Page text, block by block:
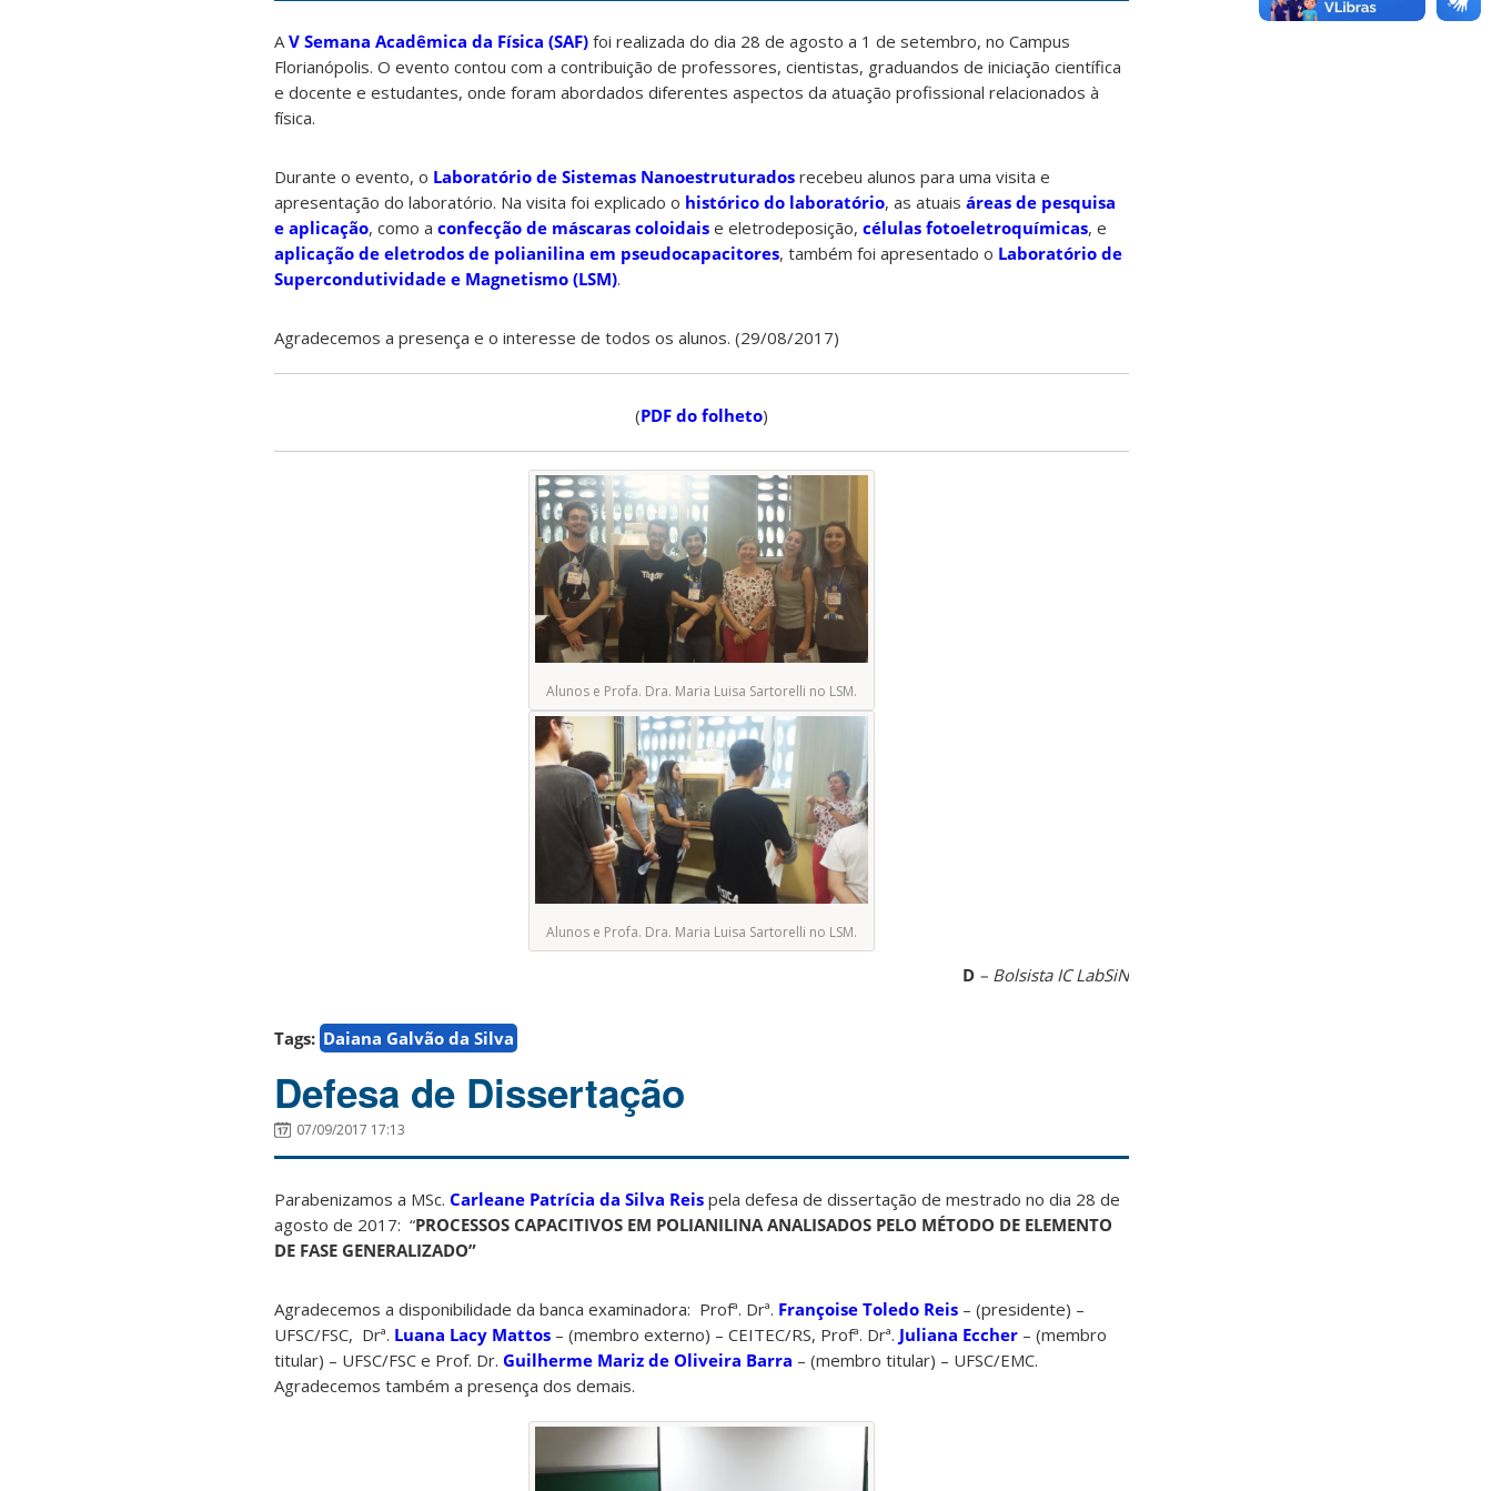
AV Semana Acadêmica da Física (SAF) foi realizada do dia 28 de agosto a 1 de setembro, no Campus
Florianópolis. O evento contou com a contribuição de professores, cientistas, graduandos de iniciação científica
e docente e estudantes, onde foram abordados diferentes aspectos da atuação profissional relacionados à
física.
Durante o evento, o Laboratório de Sistemas Nanoestruturados recebeu alunos para uma visita e
apresentação do laboratório. Na visita foi explicado o histórico do laboratório, as atuais áreas de pesquisa
e aplicação, como a confecção de máscaras coloidais e eletrodeposição, células fotoeletroquímicas, e
aplicação de eletrodos de polianilina em pseudocapacitores, também foi apresentado o Laboratório de
Supercondutividade e Magnetismo (LSM).
Agradecemos a presença e o interesse de todos os alunos. (29/08/2017)
(PDF do folheto)
Alunos e Profa. Dra. Maria Luisa Sartorelli no LSM.
Alunos e Profa. Dra. Maria Luisa Sartorelli no LSM.
D – Bolsista IC LabSiN
Tags: Daiana Galvão da Silva
Defesa de Dissertação
07/09/2017 17:13
Parabenizamos a MSc. Carleane Patrícia da Silva Reis pela defesa de dissertação de mestrado no dia 28 de
agosto de 2017: “PROCESSOS CAPACITIVOS EM POLIANILINA ANALISADOS PELO MÉTODO DE ELEMENTO
DE FASE GENERALIZADO”
Agradecemos a disponibilidade da banca examinadora: Profª. Drª. Françoise Toledo Reis – (presidente) –
UFSC/FSC, Drª. Luana Lacy Mattos – (membro externo) – CEITEC/RS, Profª. Drª. Juliana Eccher – (membro
titular) – UFSC/FSC e Prof. Dr. Guilherme Mariz de Oliveira Barra – (membro titular) – UFSC/EMC.
Agradecemos também a presença dos demais.